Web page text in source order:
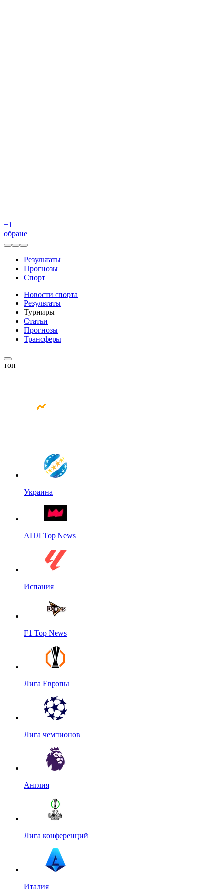
+1
обране
Результаты
Прогнозы
Спорт
Новости спорта
Результаты
Турниры
Статьи
Прогнозы
Трансферы
топ
Украина
АПЛ Top News
Испания
F1 Top News
Лига Европы
Лига чемпионов
Англия
Лига конференций
Италия